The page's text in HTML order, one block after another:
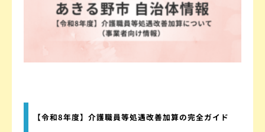
【令和8年度】介護職員等処遇改善加算の完全ガイド